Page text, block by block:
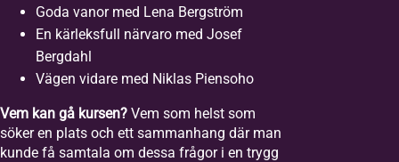
Goda vanor med Lena Bergström
En kärleksfull närvaro med Josef
Bergdahl
Vägen vidare med Niklas Piensoho
Vem kan gå kursen? Vem som helst som
söker en plats och ett sammanhang där man
kunde få samtala om dessa frågor i en trygg